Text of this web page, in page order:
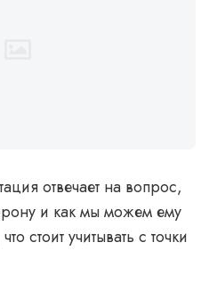
отвечает на вопрос,
и как мы можем ему
стоит учитывать с точки